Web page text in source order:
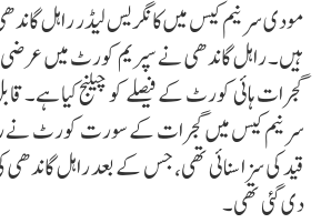
مودی سرنیم کیس میں کانگریس لیڈر راہل
ہیں۔ راہل گاندھی نے سپریم کورٹ میں
گجرات ہائی کورٹ کے فیصلے کو چیلنج کیا ہے۔
سرنیم کیس میں گجرات کے سورت کورٹ نے
قید کی سزا سنائی تھی، جس کے بعد راہل
دی گئی تھی۔